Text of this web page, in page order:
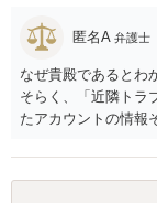
匿名A 弁護士
なぜ貴殿であるとわ
そらく、「近隣トラ
たアカウントの情報
貴殿が投稿した事実
しまったのではない